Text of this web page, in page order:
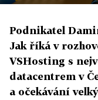
Podnikatel
Jak říká v
VSHosting s
datacentrem v
a očekávání